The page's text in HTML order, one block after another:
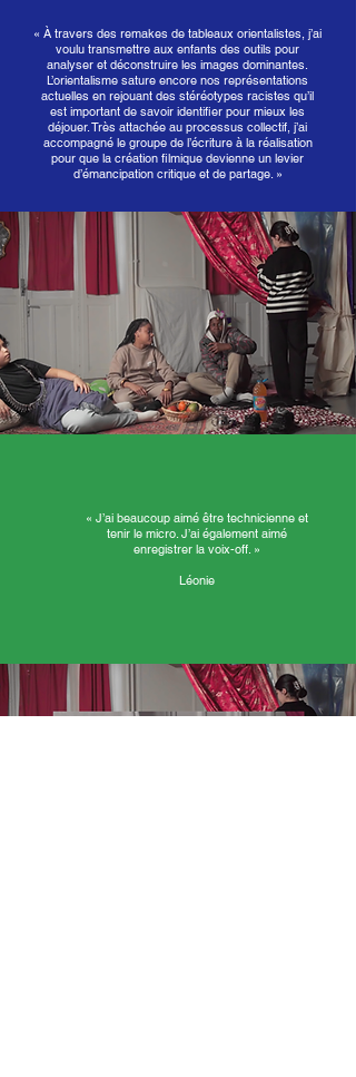
« À travers des remakes de tableaux orientalistes, j’ai
voulu transmettre aux enfants des outils pour
analyser et déconstruire les images dominantes.
L’orientalisme sature encore nos représentations
actuelles en rejouant des stéréotypes racistes qu’il
est important de savoir identifier pour mieux les
déjouer. Très attachée au processus collectif, j’ai
accompagné le groupe de l’écriture à la réalisation
pour que la création filmique devienne un levier
d’émancipation critique et de partage. »
« J’ai beaucoup aimé être technicienne et
tenir le micro. J’ai également aimé
enregistrer la voix-off. »
Léonie